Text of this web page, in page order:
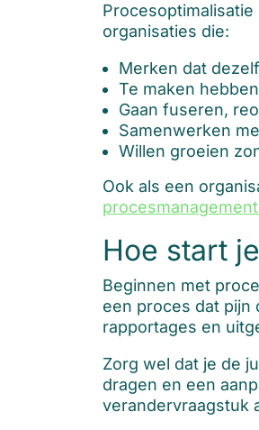
organisaties die:
Merken dat
Te maken
Gaan fuseren,
Samenwerken
Willen groeien
Ook als een
Hoe start
Beginnen met
een proces dat pijn
rapportages en
Zorg wel dat je de
dragen en een
verandervraagstuk